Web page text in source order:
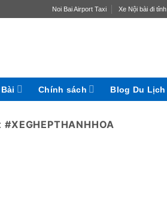
Noi Bai Airport Taxi Xe Nội bài đi tỉnh
Chính sách Blog Du Lịch
#XEGHEPTHANHHOA